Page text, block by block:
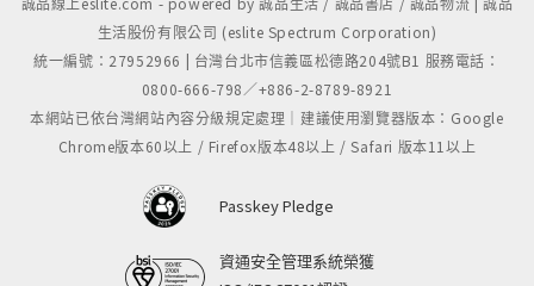
生活股份有限公司 (eslite Spectrum Corporation)
統一編號：27952966 | 台灣台北市信義區松德路204號B1 服務電話：
0800-666-798／+886-2-8789-8921
本網站已依台灣網站內容分級規定處理｜建議使用瀏覽器版本：Google
Chrome版本60以上 / Firefox版本48以上 / Safari 版本11以上
Passkey Pledge
資通安全管理系統榮獲